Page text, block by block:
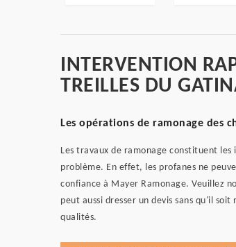
INTERVENTION
TREILLES DU
Les opérations de ramonage des
Les travaux de ramonage constituent
problème. En effet, les profanes ne
confiance à Mayer Ramonage. Veuillez
peut aussi dresser un devis sans qu'il
qualités.